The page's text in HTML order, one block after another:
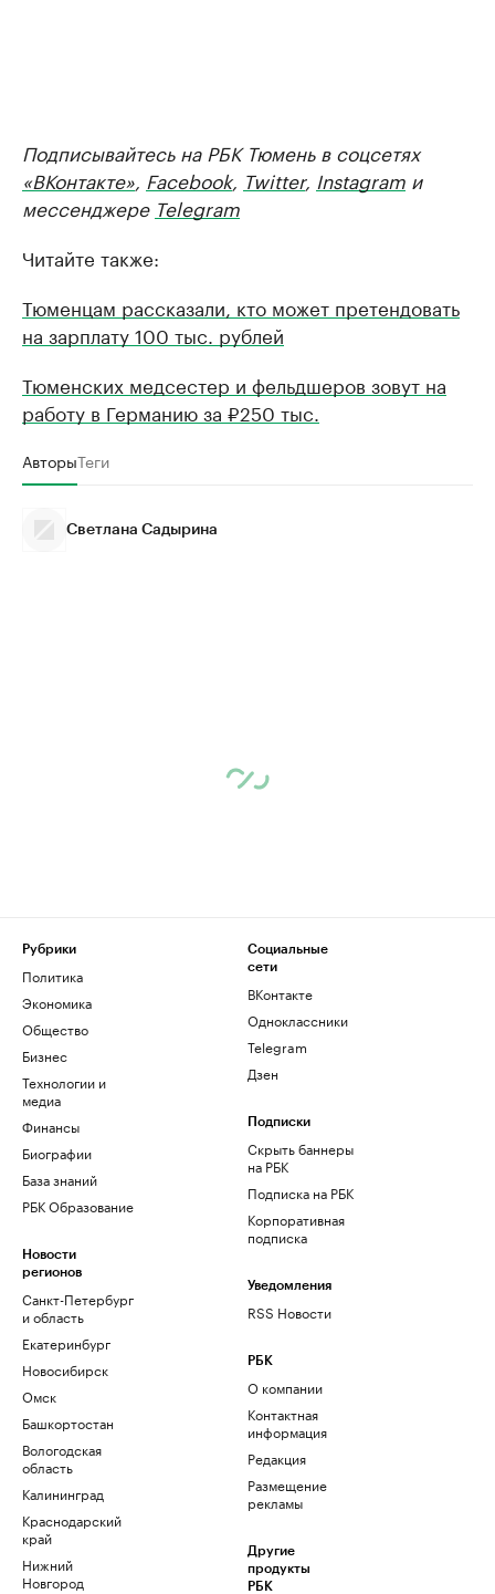
Подписывайтесь на РБК Тюмень в соцсетях
«ВКонтакте» Facebook, Twitter, Instagram и
мессенджере Telegram
Читайте также:
Тюменцам рассказали, кто может претендовать
на зарплату 100 тыс. рублей
Тюменских медсестер и фельдшеров зовут на
работу в Германию за ₽250 тыс.
АвторыТеги
Светлана Садырина
Рубрики
Политика
Экономика
Общество
Бизнес
Технологии и
медиа
Финансы
Биографии
База знаний
РБК Образование
Новости
регионов
Санкт-Петербург
и область
Екатеринбург
Новосибирск
Омск
Башкортостан
Вологодская
область
Калининград
Краснодарский
край
Нижний
Новгород
Социальные
сети
ВКонтакте
Одноклассники
Telegram
Дзен
Подписки
Скрыть баннеры
на РБК
Подписка на РБК
Корпоративная
подписка
Уведомления
RSS Новости
РБК
О компании
Контактная
информация
Редакция
Размещение
рекламы
Другие
продукты
РБК